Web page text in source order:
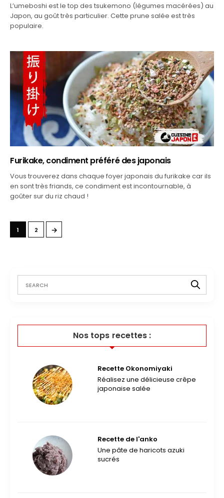
L’umeboshi est le top des tsukemono (légumes macérées) au
Japon, au goût très particulier. Cette prune salée est très
populaire.
Furikake, condiment préféré des japonais
Vous trouverez dans chaque foyer japonais du furikake car ils
en sont très friands, ce condiment est incontournable, à
goûter sur du riz chaud !
1 2 →
Nos tops recettes :
Recette Okonomiyaki
Réalisez une délicieuse crêpe
japonaise salée
Recette de l'anko
Une pâte de haricots azuki
sucrés